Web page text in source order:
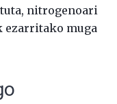
nitrogenoari
ezarritako muga